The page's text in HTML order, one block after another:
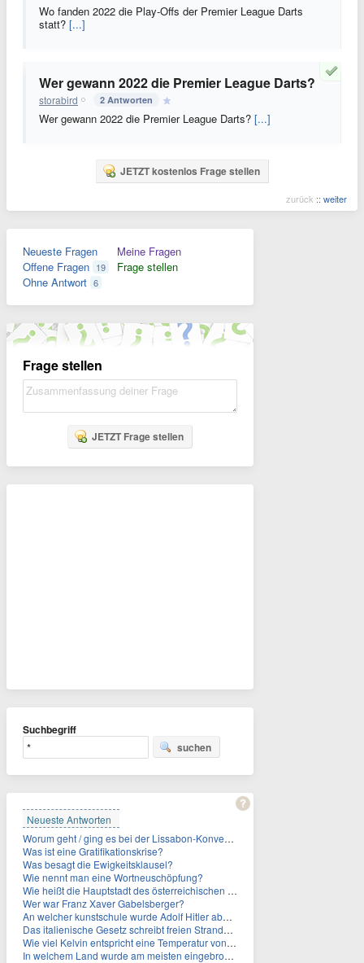
Wo fanden 2022 die Play-Offs der Premier League Darts
statt? [...]
Wer gewann 2022 die Premier League Darts?
storabird 2 Antworten
Wer gewann 2022 die Premier League Darts? [...]
JETZT kostenlos Frage stellen
zurück :: weiter
Neueste Fragen
Offene Fragen 19
Ohne Antwort 6
Meine Fragen
Frage stellen
Frage stellen
JETZT Frage stellen
Suchbegriff
suchen
Neueste Antworten
Worum geht / ging es bei der Lissabon-Konvention?
Was ist eine Gratifikationskrise?
Was besagt die Ewigkeitsklausel?
Wie nennt man eine Wortneuschöpfung?
Wie heißt die Hauptstadt des österreichischen Bundeslandes Steiermark?
Wer war Franz Xaver Gabelsberger?
An welcher kunstschule wurde Adolf Hitler abgelehnt?
Das italienische Gesetz schreibt freien Strandzugang vor. Wie viel der Küste ist privat verpachtet?
Wie viel Kelvin entspricht eine Temperatur von null Grad Celsius?
In welchem Land wurde am meisten eingebrochen?